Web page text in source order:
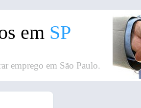
em SP
emprego em São Paulo.